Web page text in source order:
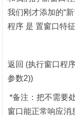
我们刚才添加的“
程序 是 置窗口特
返回 (执行窗口程
参数2))
*备注：把不需要
窗口能正常响应消